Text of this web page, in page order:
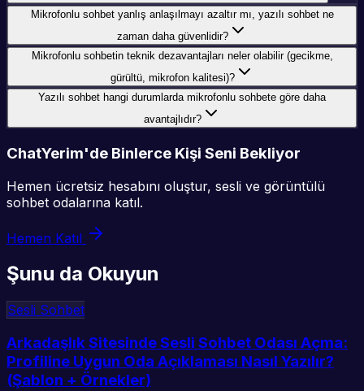
Mikrofonlu sohbet yanlış anlaşılmayı azaltır mı, yazılı sohbet ne
zaman daha güvenlidir?
Mikrofonlu sohbetin teknik dezavantajları neler olabilir (gecikme,
gürültü, mikrofon kalitesi)?
Yazılı sohbet hangi durumlarda mikrofonlu sohbete göre daha
avantajlıdır?
ChatYerim'de Binlerce Kişi Seni Bekliyor
Hemen ücretsiz hesabını oluştur, sesli ve görüntülü
sohbet odalarına katıl.
Hemen Katıl
Şunu da Okuyun
Sesli Sohbet
Arkadaşlık Sitesinde Sesli Sohbet Odası Açma:
Profiline Uygun Oda Açıklaması Nasıl Yazılır?
(Şablon + Örnekler)